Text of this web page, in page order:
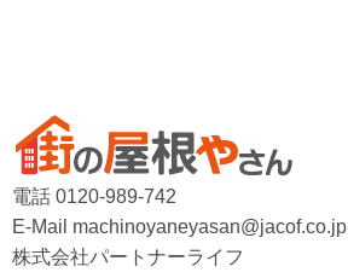
電話 0120-989-742
E-Mail machinoyaneyasan@jacof.co.jp
株式会社パートナーライフ